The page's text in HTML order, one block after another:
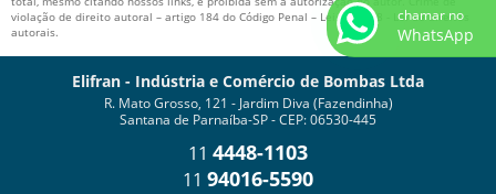
MOTOBOMBA DE ENGRENAGEM
violação de direito autoral – artigo 184 do Código Penal – Lei 9610/98 - Lei de direitos
autorais.
Elifran - Indústria e Comércio de Bombas Ltda
R. Mato Grosso, 121 - Jardim Diva (Fazendinha)
Santana de Parnaíba-SP - CEP: 06530-445
11 4448-1103
11 94016-5590
chamar no
WhatsApp